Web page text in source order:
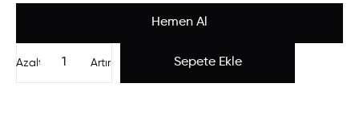
Artır
Azalt